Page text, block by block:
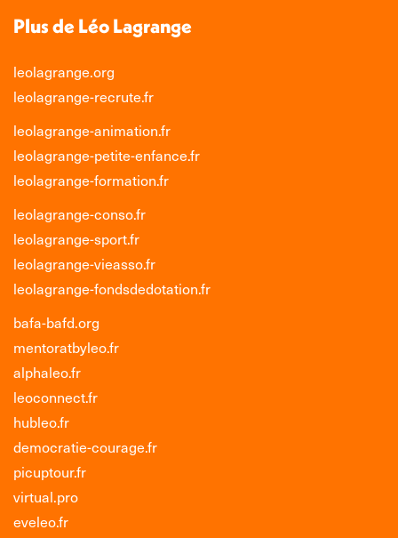
Plus de Léo Lagrange
leolagrange.org
leolagrange-recrute.fr
leolagrange-animation.fr
leolagrange-petite-enfance.fr
leolagrange-formation.fr
leolagrange-conso.fr
leolagrange-sport.fr
leolagrange-vieasso.fr
leolagrange-fondsdedotation.fr
bafa-bafd.org
mentoratbyleo.fr
alphaleo.fr
leoconnect.fr
hubleo.fr
democratie-courage.fr
picuptour.fr
virtual.pro
eveleo.fr